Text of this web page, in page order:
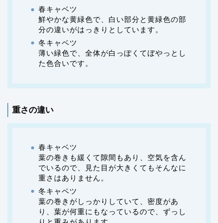
春キャベツ
鮮やかな黄緑色で、白い部分と黄緑色の部
分の違いがはっきりとしています。
冬キャベツ
薄い緑色で、全体が白っぽくてぼやっとし
た色合いです。
重さの違い
春キャベツ
葉の巻きも緩くて隙間もあり、空気を含ん
でいるので、見た目が大きくてもそんなに
重さはありません。
冬キャベツ
葉の巻きがしっかりしていて、密度があ
り、葉が何重にもなっているので、ずっし